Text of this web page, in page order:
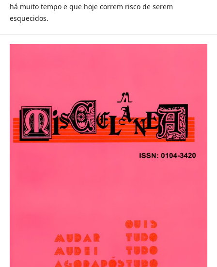
há muito tempo e que hoje correm risco de serem
esquecidos.